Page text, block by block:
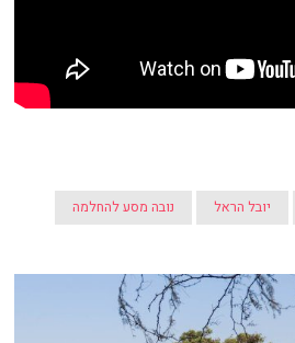
יובל הראל נובה מסע להחלמה